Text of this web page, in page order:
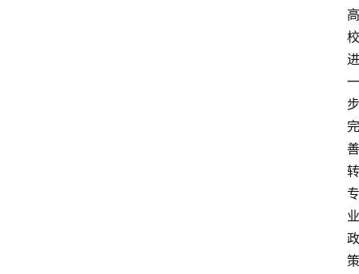
高
校
进
一
步
完
善
转
专
业
政
策